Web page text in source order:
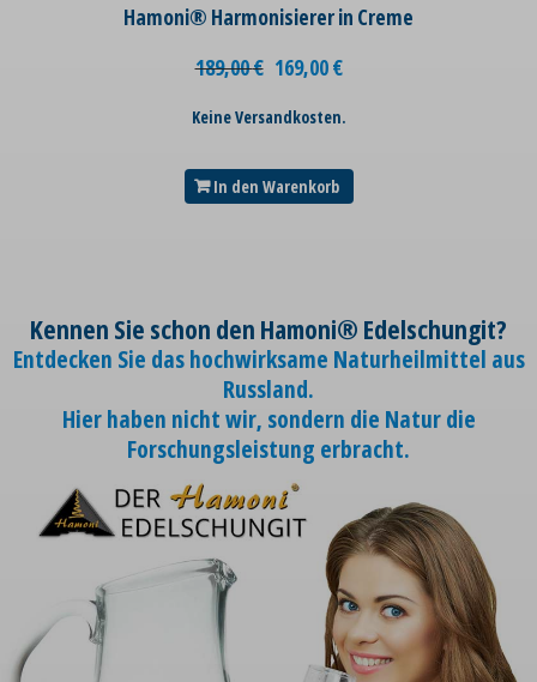
Hamoni® Harmonisierer in Creme
189,00€ 169,00€
Keine Versandkosten.
In den Warenkorb
Kennen Sie schon den Hamoni® Edelschungit?
Entdecken Sie das hochwirksame Naturheilmittel aus
Russland.
Hier haben nicht wir, sondern die Natur die
Forschungsleistung erbracht.